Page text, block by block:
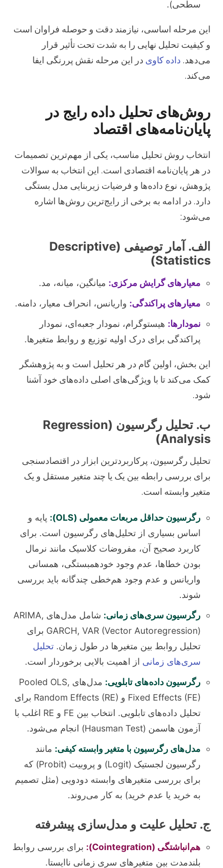
سطحی).
این مرحله اساسی، نیازمند دقت و حوصله فراوان است
و کیفیت تحلیل نهایی را به شدت تحت تأثیر قرار
می‌دهد. داده کاوی در این مرحله نقش پررنگی ایفا
می‌کند.
روش‌های تحلیل داده رایج در
پایان‌نامه‌های اقتصاد
انتخاب روش تحلیل مناسب، یکی از مهم‌ترین تصمیمات
در هر پایان‌نامه اقتصادی است. این انتخاب به سوالات
پژوهش، نوع داده‌ها و فرضیات زیربنایی مدل بستگی
دارد. در ادامه به برخی از رایج‌ترین روش‌ها اشاره
می‌شود:
الف. آمار توصیفی (Descriptive
Statistics)
معیارهای گرایش مرکزی: میانگین، میانه، مد.
معیارهای پراکندگی: واریانس، انحراف معیار، دامنه.
نمودارها: هیستوگرام، نمودار جعبه‌ای، نمودار
پراکندگی برای درک اولیه توزیع و روابط متغیرها.
این بخش، اولین گام در هر تحلیل است و به پژوهشگر
کمک می‌کند تا با ویژگی‌های اصلی داده‌های خود آشنا
شود.
ب. تحلیل رگرسیون (Regression
Analysis)
تحلیل رگرسیون، پرکاربردترین ابزار در اقتصادسنجی
برای بررسی رابطه بین یک یا چند متغیر مستقل و یک
متغیر وابسته است.
رگرسیون حداقل مربعات معمولی (OLS):
پایه و
اساس بسیاری از تحلیل‌های رگرسیون است. برای
کاربرد صحیح آن، مفروضات کلاسیک مانند نرمال
بودن خطاها، عدم وجود خودهمبستگی، همسانی
واریانس و عدم وجود هم‌خطی چندگانه باید بررسی
شوند.
رگرسیون سری‌های زمانی:
شامل مدل‌های ARIMA,
GARCH, VAR (Vector Autoregression) برای
تحلیل روابط بین متغیرها در طول زمان. تحلیل
سری‌های زمانی از اهمیت بالایی برخوردار است.
رگرسیون داده‌های تابلویی:
مدل‌های Pooled OLS,
Fixed Effects (FE) و Random Effects (RE) برای
تحلیل داده‌های تابلویی. انتخاب بین FE و RE اغلب با
آزمون هاسمن (Hausman Test) انجام می‌شود.
مدل‌های رگرسیون با متغیر وابسته کیفی: مانند
رگرسیون لجستیک (Logit) و پروبیت (Probit) که
برای بررسی متغیرهای وابسته دودویی (مثل تصمیم
به خرید یا عدم خرید) به کار می‌روند.
ج. تحلیل علیت و مدل‌سازی پیشرفته
هم‌انباشتگی (Cointegration):
برای بررسی روابط
بلندمدت بین متغیرهای سری زمانی ناایستا.